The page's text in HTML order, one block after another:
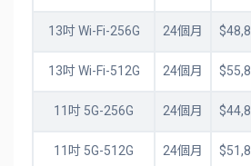
13吋 Wi-Fi-256G
13吋 Wi-Fi-512G
11吋 5G-256G
11吋 5G-512G
24個月
24個月
24個月
24個月